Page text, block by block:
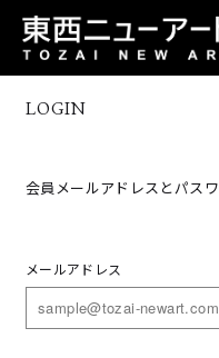
LOGIN
会員メールアドレスとパス
メールアドレス